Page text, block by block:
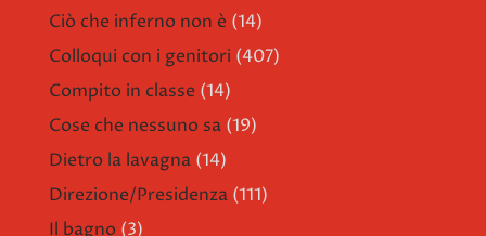
Ciò che inferno non è (14)
Colloqui con i genitori (407)
Compito in classe (14)
Cose che nessuno sa (19)
Dietro la lavagna (14)
Direzione/Presidenza (111)
Il bagno (3)